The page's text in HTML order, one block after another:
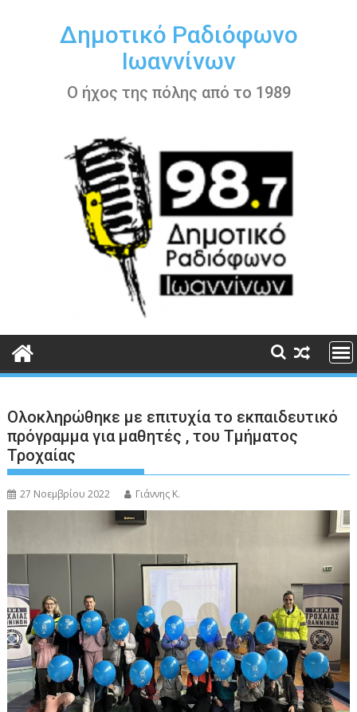
περιεχόμενοΔημοτικό Ραδιόφωνο
Ιωαννίνων
Ο ήχος της πόλης από το 1989
Ολοκληρώθηκε με επιτυχία το εκπαιδευτικό
πρόγραμμα για μαθητές , του Τμήματος
Τροχαίας
27 Νοεμβρίου 2022 Γιάννης Κ.